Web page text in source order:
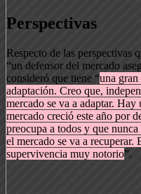
Perspectivas
Respecto de las perspectivas
“un defensor del mercado
consideró que tiene “una
adaptación. Creo que,
mercado se va a adaptar. Hay
mercado creció este año por
preocupa a todos y que
el mercado se va a
supervivencia muy notorio”.